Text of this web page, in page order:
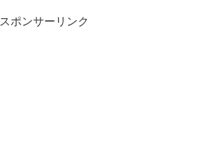
スポンサーリンク